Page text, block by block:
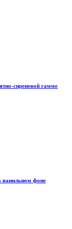
сиреневой гамме
ванильном фоне